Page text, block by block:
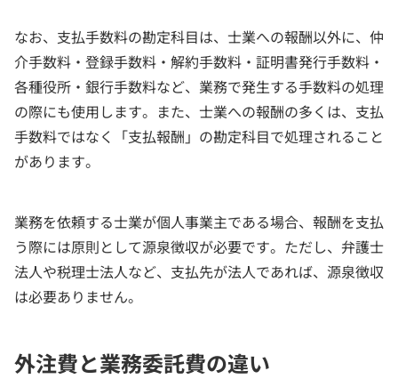
なお、支払手数料の勘定科目は、士業への報酬以外に、仲
介手数料・登録手数料・解約手数料・証明書発行手数料・
各種役所・銀行手数料など、業務で発生する手数料の処理
の際にも使用します。また、士業への報酬の多くは、支払
手数料ではなく「支払報酬」の勘定科目で処理されること
があります。
業務を依頼する士業が個人事業主である場合、報酬を支払
う際には原則として源泉徴収が必要です。ただし、弁護士
法人や税理士法人など、支払先が法人であれば、源泉徴収
は必要ありません。
外注費と業務委託費の違い